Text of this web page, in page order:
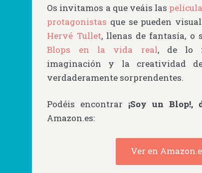
Os invitamos a que veáis las
protagonistas que se pueden
Hervé Tullet, llenas de fantasía, o
Blops en la vida real, de lo
imaginación y la creatividad
verdaderamente sorprendentes.
Podéis encontrar ¡Soy un Blop!,
Amazon.es:
Ver en